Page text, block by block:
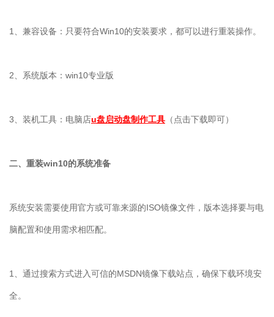
1 、兼容设备：只要符合Win10的安装要求，都可以进行重装操作。
2 、系统版本： win10专业版
3 、装机工具：电脑店u盘启动盘制作工具 （点击下载即可）
二、重装win10的系统准备
系统安装需要使用官方或可靠来源的ISO镜像文件，版本选择要与电
脑配置和使用需求相匹配。
1 、通过搜索方式进入可信的MSDN镜像下载站点，确保下载环境安
全。